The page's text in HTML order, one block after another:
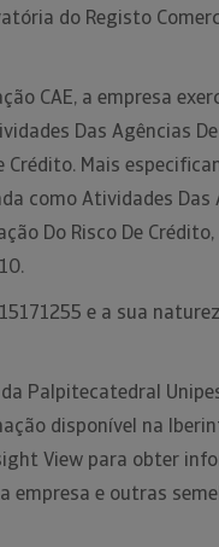
do Registo
CAE, a empresa
Das Agências
Crédito. Mais
como Atividades Das
Do Risco De
e a sua
Palpitecatedral
disponível na
View para obter
empresa e outras